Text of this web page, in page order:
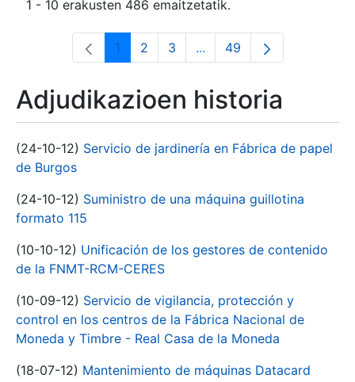
1 - 10 erakusten 486 emaitzetatik.
Orrialdea
1 Orrialdea
2 Orrialdea
3 ...Intermediate Pages Use
Orrialdea
49
Adjudikazioen historia
(24-10-12) Servicio de jardinería en Fábrica de papel
de Burgos
(24-10-12) Suministro de una máquina guillotina
formato 115
(10-10-12) Unificación de los gestores de contenido
de la FNMT-RCM-CERES
(10-09-12) Servicio de vigilancia, protección y
control en los centros de la Fábrica Nacional de
Moneda y Timbre - Real Casa de la Moneda
(18-07-12) Mantenimiento de máquinas Datacard